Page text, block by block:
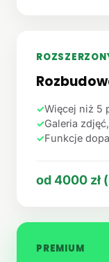
✓Więcej niż 5
✓Galeria
✓Funkcje
od 4000 zł
PREMIUM